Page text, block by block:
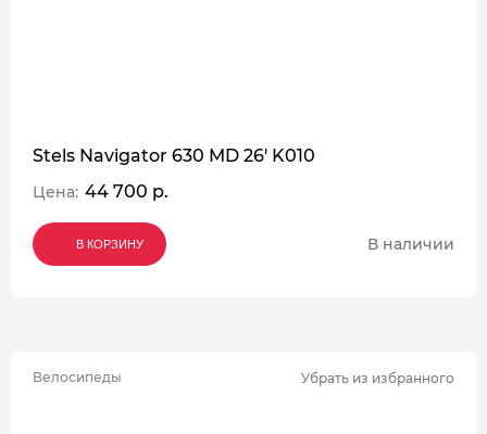
Stels Navigator 630 MD 26' K010
Цена: 44 700 р.
В КОРЗИНУ
В КОРЗИНУ
В КОРЗИНУ В наличии
Велосипеды Убрать из избранного